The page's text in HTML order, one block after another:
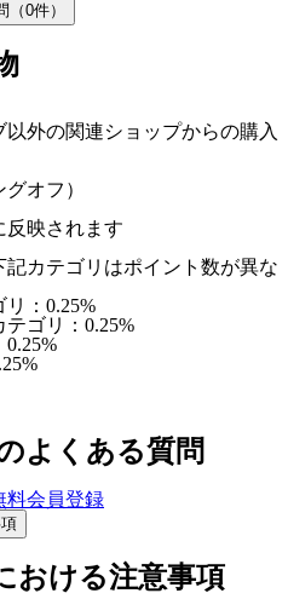
（0件）
以外の関連ショップからの購入
オフ）
映されます
カテゴリはポイント数が異な
リ：0.25%
テゴリ：0.25%
0.25%
よくある質問
料会員登録
おける注意事項